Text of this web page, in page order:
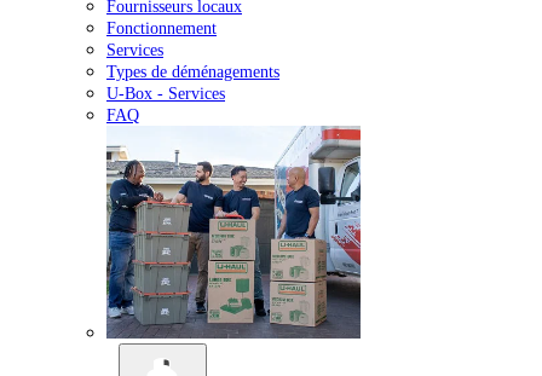
Fournisseurs locaux
Fonctionnement
Services
Types de déménagements
U-Box - Services
FAQ